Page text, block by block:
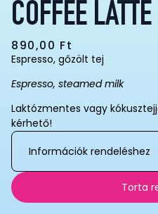
COFFEE LATTE
890,00 Ft
Espresso, gőzölt tej
Espresso, steamed milk
Laktózmentes vagy
kérhető!
Információk rendeléshez
Torta